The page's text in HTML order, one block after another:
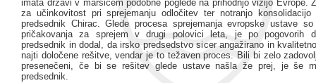
imata državi v marsičem podobne poglede na prihodnjo vizijo Evrope.
za učinkovitost pri sprejemanju odločitev ter notranjo
predsednik Chirac. Glede procesa sprejemanja evropske ustave
pričakovanja za sprejem v drugi polovici leta, je po pogovorih
predsednik in dodal, da irsko predsedstvo sicer angažirano in
najti določene rešitve, vendar je to težaven proces. Bili bi zelo
presenečeni, če bi se rešitev glede ustave našla že prej, je še
predsednik.